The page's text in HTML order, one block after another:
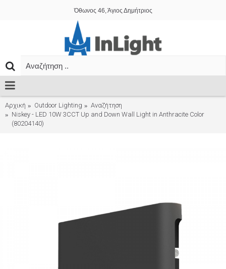
Όθωνος 46, Άγιος Δημήτριος
Αρχική Outdoor Lighting
Αναζήτηση
Niskey - LED 10W 3CCT Up and Down Wall Light in Anthracite Color
(80204140)